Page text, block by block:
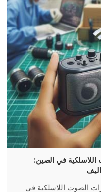
في الصين:
الصوت اللاسلكية في